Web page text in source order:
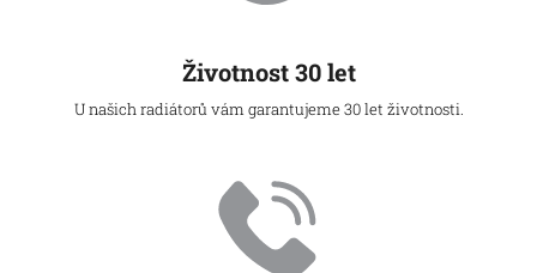
Životnost 30 let
U našich radiátorů vám garantujeme 30 let životnosti.